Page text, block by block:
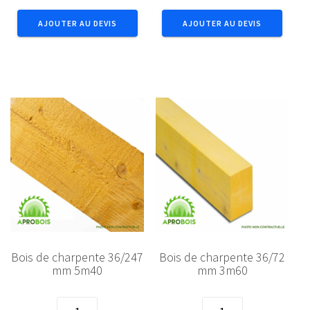
de
charpente
36/247
AJOUTER AU DEVIS
de
charpente
36/247
AJOUTER AU DEVIS
Bois de charpente 36/247
mm 5m40
quantité
Bois de charpente 36/72
mm 3m60
quantité